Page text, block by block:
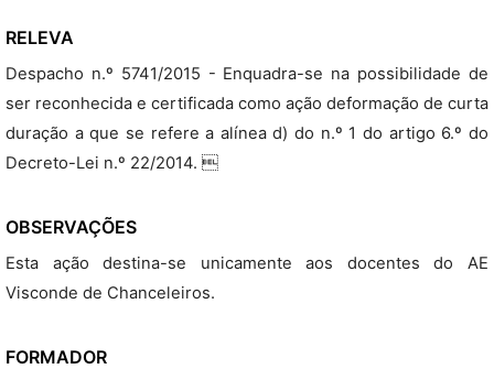
RELEVA
Despacho n.º 5741/2015 - Enquadra-se na possibilidade de
ser reconhecida e certificada como ação deformação de curta
duração a que se refere a alínea d) do n.º 1 do artigo 6.º do
Decreto-Lei n.º 22/2014. 
OBSERVAÇÕES
Esta ação destina-se unicamente aos docentes do AE
Visconde de Chanceleiros.
FORMADOR